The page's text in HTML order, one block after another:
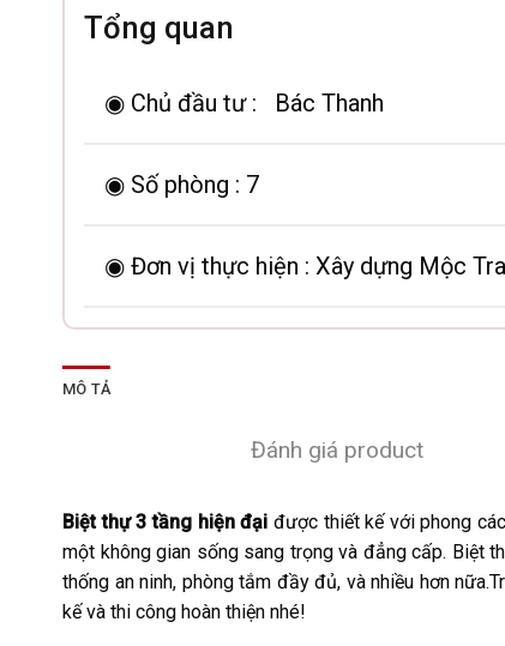
Tổng quan
◉ Chủ đầu tư : Bác Thanh
◉ Số phòng : 7
◉ Đơn vị thực hiện : Xây dựng Mộc
MÔ TẢ
Đánh giá product
Biệt thự 3 tầng hiện đại được thiết kế với phong
một không gian sống sang trọng và đẳng cấp. Biệt
thống an ninh, phòng tắm đầy đủ, và nhiều hơn
kế và thi công hoàn thiện nhé!